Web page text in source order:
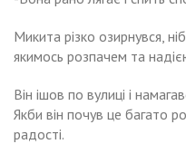
Микита різко озирнувся,
якимось розпачем та
Він ішов по вулиці і
Якби він почув це багато
радості.